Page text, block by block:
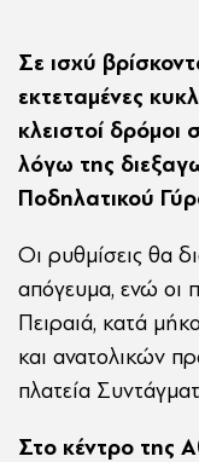
Σε ισχύ
εκτεταμένες
κλειστοί δρόμοι
λόγω της
Ποδηλατικού
Οι ρυθμίσεις θα
απόγευμα, ενώ οι
Πειραιά, κατά
και ανατολικών
πλατεία
Στο κέντρο της